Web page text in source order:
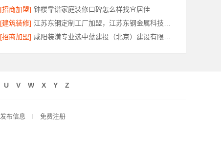
[招商加盟] 钟楼靠谱家庭装修口碑怎么样找宜居佳
[建筑装修]
[招商加盟]
U V W X Y Z
发布信息 免费注册